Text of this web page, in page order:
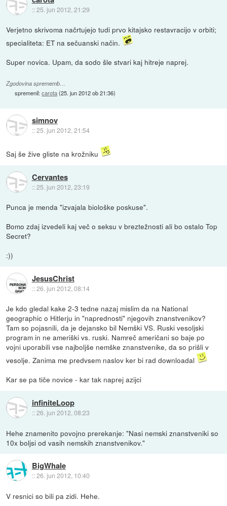
::25. jun 2012, 21:29
Verjetno skrivoma načrtujejo tudi prvo kitajsko restavracijo v orbiti;
specialiteta: ET na sečuanski način.
Super novica. Upam, da sodo šle stvari kaj hitreje naprej.
Zgodovina sprememb…
spremenil:carota(25. jun 2012 ob 21:36)
simnov
::25. jun 2012, 21:54
Saj še žive gliste na krožniku
Cervantes
::25. jun 2012, 23:19
Punca je menda "izvajala biološke poskuse".
Bomo zdaj izvedeli kaj več o seksu v breztežnosti ali bo ostalo Top
Secret?
:))
JesusChrist
::26. jun 2012, 08:14
Je kdo gledal kake 2-3 tedne nazaj mislim da na National
geographic o Hitlerju in "naprednosti" njegovih znanstvenikov?
Tam so pojasnili, da je dejansko bil Nemški VS. Ruski vesoljski
program in ne ameriški vs. ruski. Namreč američani so baje po
vojni uporabili vse najboljše nemške znanstvenike, da so prišli v
vesolje. Zanima me predvsem naslov ker bi rad downloadal
Kar se pa tiče novice - kar tak naprej azijci
infiniteLoop
::26. jun 2012, 08:23
Hehe znamenito povojno prerekanje: "Nasi nemski znanstveniki so
10x boljsi od vasih nemskih znanstvenikov."
BigWhale
::26. jun 2012, 10:40
V resnici so bili pa zidi. Hehe.